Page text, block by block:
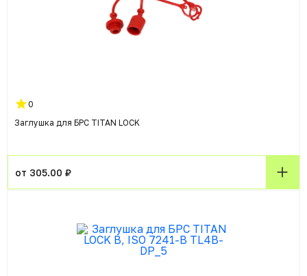
0
Заглушка для БРС TITAN LOCK
от 305.00 ₽